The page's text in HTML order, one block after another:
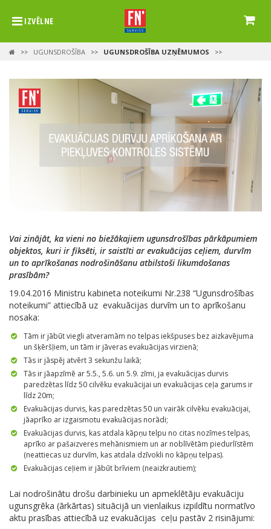
IZVĒLNE
>> UGUNSDROŠĪBA >> UGUNSDROŠĪBA UZŅĒMUMOS >>
Vai zinājāt, ka vieni no biežākajiem ugunsdrošības pārkāpumiem
objektos, kuri ir fiksēti, ir saistīti ar evakuācijas ceļiem, durvīm
un to aprīkošanas nodrošināšanu atbilstoši likumdošanas
prasībām?
19.04.2016 Ministru kabineta noteikumi Nr.238 “Ugunsdrošības
noteikumi” attiecībā uz evakuācijas durvīm un to aprīkošanu
nosaka:
Tām ir jābūt viegli atveramām no telpas iekšpuses bez aizkavējuma
un šķēršļiem, un tām ir jāveras evakuācijas virzienā;
Tās ir jāspēj atvērt 3 sekunžu laikā;
Tās ir jāapzīmē ar 5.5., 5.6. un 5.9. zīmi, ja evakuācijas durvis
paredzētas līdz 50 cilvēku evakuācijai un evakuācijas ceļa garums ir
līdz 20m;
Evakuācijas durvis, kas paredzētas 50 un vairāk cilvēku evakuācijai,
jāaprīko ar izgaismotu evakuācijas norādi;
Evakuācijas durvis, kas atdala kāpņu telpu no citas nozīmes telpas,
aprīko ar pašaizveres mehānismiem un ar noblīvētām piedurlīstēm
(neattiecas uz durvīm, kas atdala dzīvokli no kāpņu telpas).
Evakuācijas ceļiem ir jābūt brīviem (neaizkrautiem);
Lai nodrošinātu drošu darbinieku un apmeklētāju evakuāciju
ugunsgrēka (ārkārtas) situācijā un vienlaikus izpildītu normatīvo
aktu prasības attiecībā uz evakuācijas ceļu pastāv 2 risinājumi: